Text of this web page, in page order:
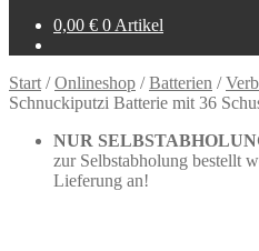
0,00 € 0 Artikel
Start /Onlineshop /Batterien /
Schnuckiputzi Batterie mit 36
NUR
zur Selbstabholung bestellt
Lieferung an!